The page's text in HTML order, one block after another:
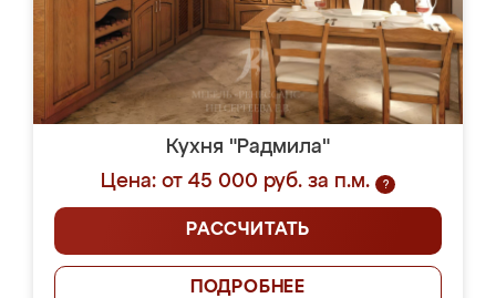
Кухня "Радмила"
Цена: от 45 000 руб. за п.м.
?
РАССЧИТАТЬ
ПОДРОБНЕЕ